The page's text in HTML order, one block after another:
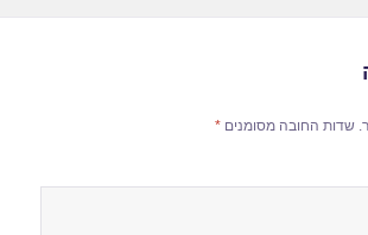
שדות החובה מסומנים*